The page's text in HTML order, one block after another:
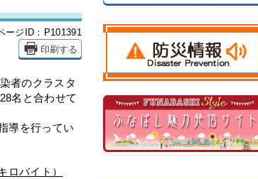
ージID：P101391
印刷する
者のクラスタ
名と合わせて
導を行ってい
バイト）